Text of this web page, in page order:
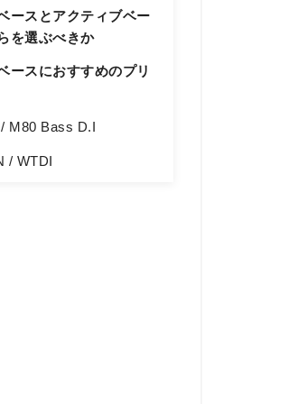
ースとアクティブベー
を選ぶべきか
ースにおすすめのプリ
M80 Bass D.I
/ WTDI